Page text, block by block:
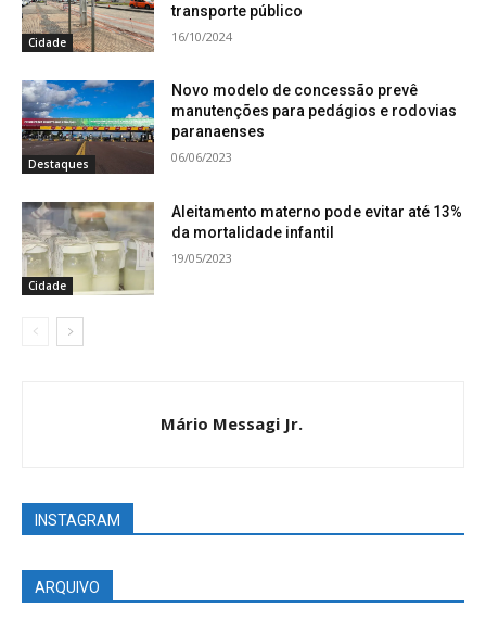
Cidade
transporte público
16/10/2024
Destaques
Novo modelo de concessão prevê
manutenções para pedágios e rodovias
paranaenses
06/06/2023
Cidade
Aleitamento materno pode evitar até 13%
da mortalidade infantil
19/05/2023
Mário Messagi Jr.
INSTAGRAM
ARQUIVO